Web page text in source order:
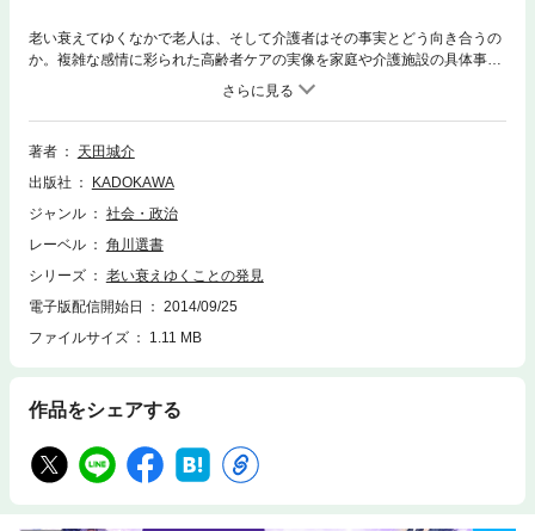
老い衰えてゆくなかで老人は、そして介護者はその事実とどう向き合うの
か。複雑な感情に彩られた高齢者ケアの実像を家庭や介護施設の具体事例
で描き、老いを柔らかく支える社会制度を介護の場から展望する。※本作
品は紙版の書籍から口絵または挿絵の一部が未収録となっています。あら
かじめご了承ください。
著者
天田城介
出版社
KADOKAWA
ジャンル
社会・政治
レーベル
角川選書
シリーズ
老い衰えゆくことの発見
電子版配信開始日
2014/09/25
ファイルサイズ
1.11 MB
作品をシェアする